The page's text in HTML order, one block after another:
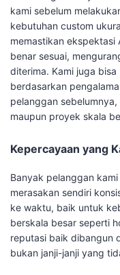
kami sebelum
kebutuhan custom
memastikan ekspektasi
benar sesuai,
diterima. Kami juga
berdasarkan
pelanggan
maupun proyek skala
Kepercayaan yang
Banyak pelanggan
merasakan sendiri
ke waktu, baik untuk
berskala besar seperti
reputasi baik dibangun
bukan janji-janji yang